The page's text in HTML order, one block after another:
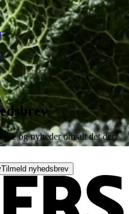
og nyheder om alt det der
Tilmeld nyhedsbrev